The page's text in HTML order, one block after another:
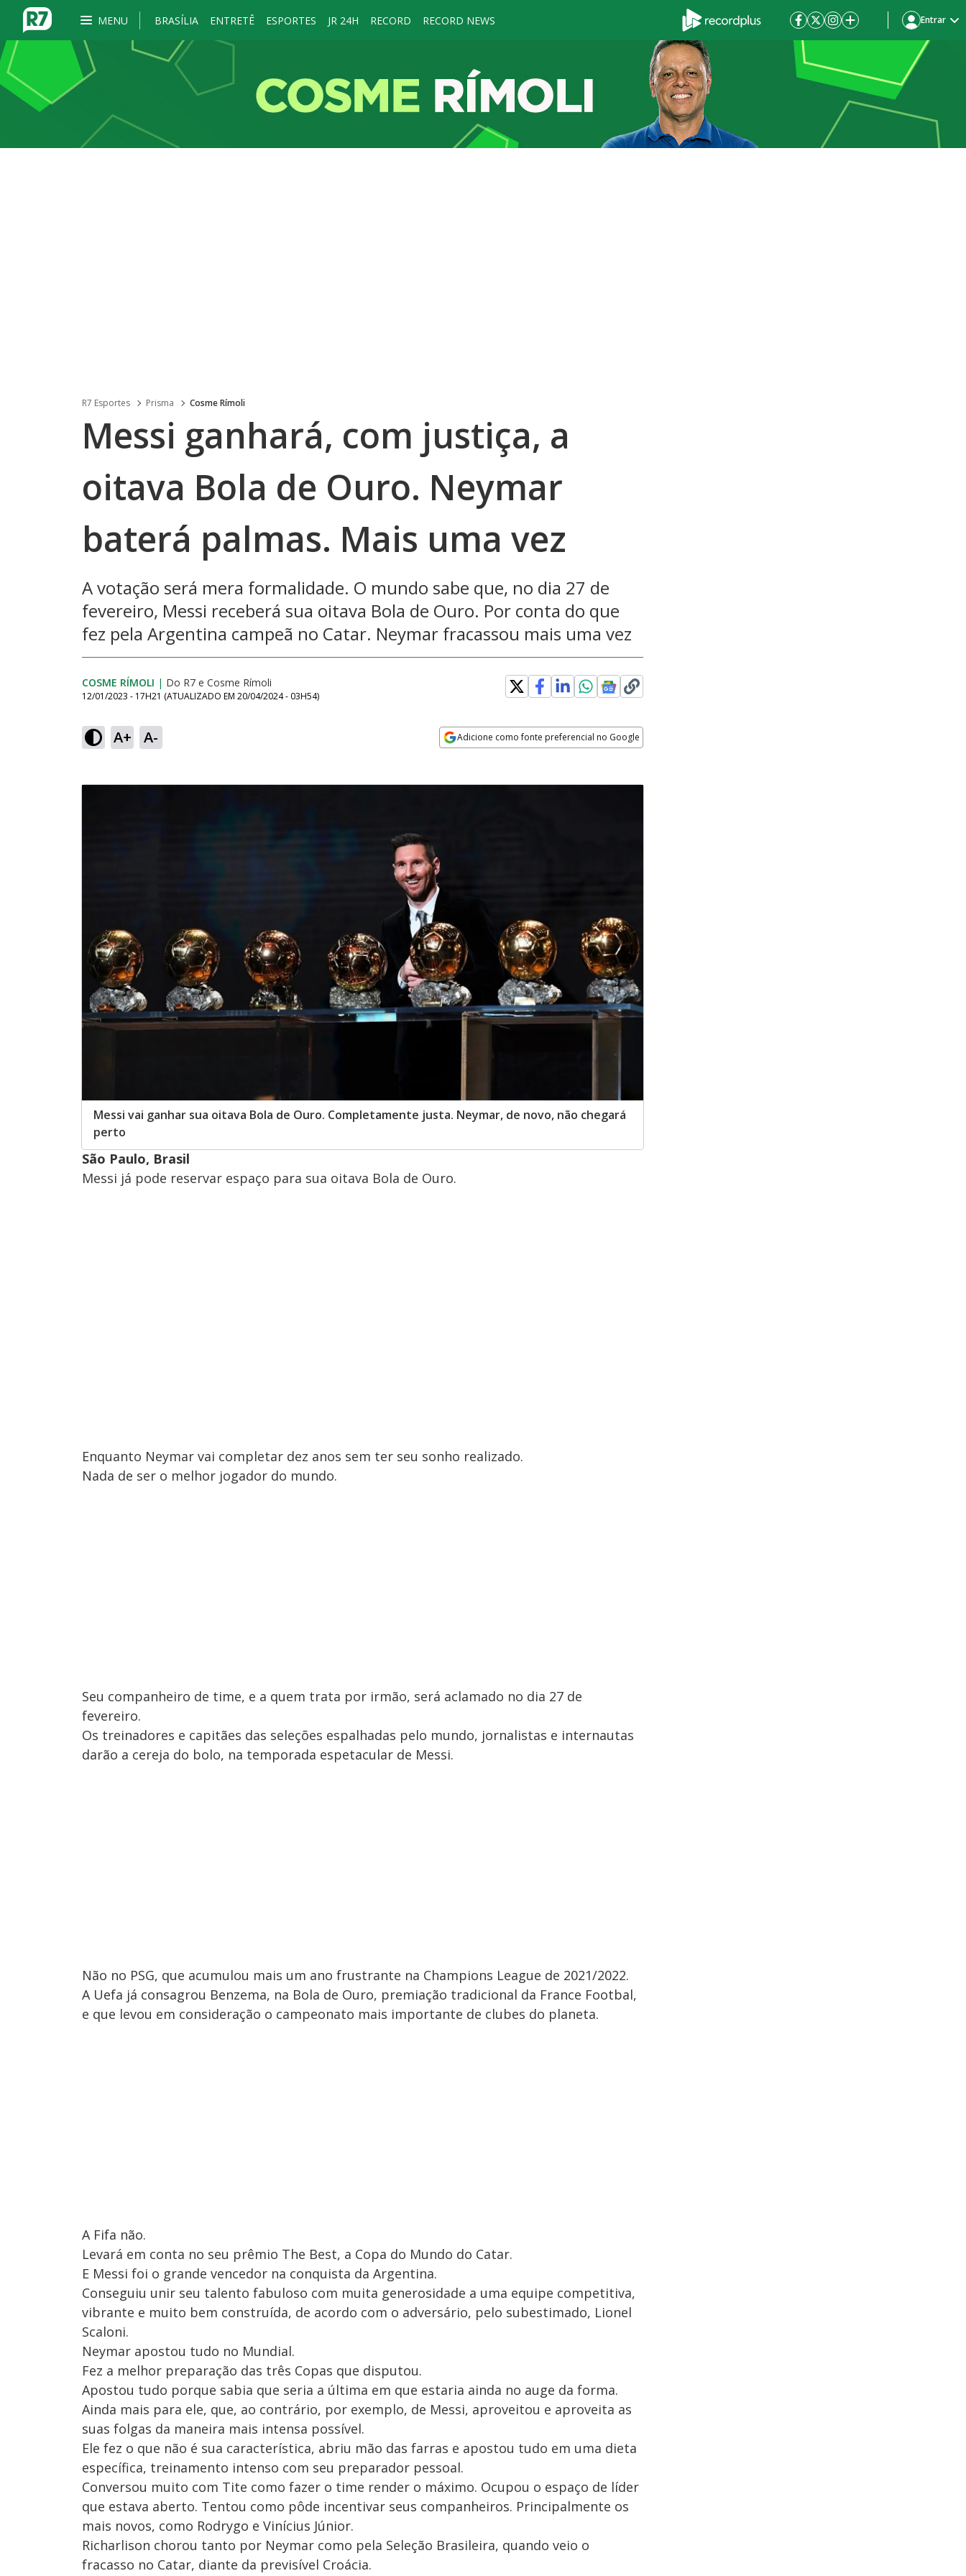
MENU BRASÍLIA ENTRETÊ ESPORTES JR 24H RECORD RECORD NEWS Entrar
R7 Esportes Prisma Cosme Rímoli
Messi ganhará, com justiça, a
oitava Bola de Ouro. Neymar
baterá palmas. Mais uma vez
A votação será mera formalidade. O mundo sabe que, no dia 27 de
fevereiro, Messi receberá sua oitava Bola de Ouro. Por conta do que
fez pela Argentina campeã no Catar. Neymar fracassou mais uma vez
COSME RÍMOLI | Do R7 e Cosme Rímoli
12/01/2023 - 17H21 (ATUALIZADO EM 20/04/2024 - 03H54)
A+ A- Adicione como fonte preferencial no Google
Messi vai ganhar sua oitava Bola de Ouro. Completamente justa. Neymar, de novo, não chegará
perto
São Paulo, Brasil
Messi já pode reservar espaço para sua oitava Bola de Ouro.
Enquanto Neymar vai completar dez anos sem ter seu sonho realizado.
Nada de ser o melhor jogador do mundo.
Seu companheiro de time, e a quem trata por irmão, será aclamado no dia 27 de
fevereiro.
Os treinadores e capitães das seleções espalhadas pelo mundo, jornalistas e internautas
darão a cereja do bolo, na temporada espetacular de Messi.
Não no PSG, que acumulou mais um ano frustrante na Champions League de 2021/2022.
A Uefa já consagrou Benzema, na Bola de Ouro, premiação tradicional da France Footbal,
e que levou em consideração o campeonato mais importante de clubes do planeta.
A Fifa não.
Levará em conta no seu prêmio The Best, a Copa do Mundo do Catar.
E Messi foi o grande vencedor na conquista da Argentina.
Conseguiu unir seu talento fabuloso com muita generosidade a uma equipe competitiva,
vibrante e muito bem construída, de acordo com o adversário, pelo subestimado, Lionel
Scaloni.
Neymar apostou tudo no Mundial.
Fez a melhor preparação das três Copas que disputou.
Apostou tudo porque sabia que seria a última em que estaria ainda no auge da forma.
Ainda mais para ele, que, ao contrário, por exemplo, de Messi, aproveitou e aproveita as
suas folgas da maneira mais intensa possível.
Ele fez o que não é sua característica, abriu mão das farras e apostou tudo em uma dieta
específica, treinamento intenso com seu preparador pessoal.
Conversou muito com Tite como fazer o time render o máximo. Ocupou o espaço de líder
que estava aberto. Tentou como pôde incentivar seus companheiros. Principalmente os
mais novos, como Rodrygo e Vinícius Júnior.
Richarlison chorou tanto por Neymar como pela Seleção Brasileira, quando veio o
fracasso no Catar, diante da previsível Croácia.